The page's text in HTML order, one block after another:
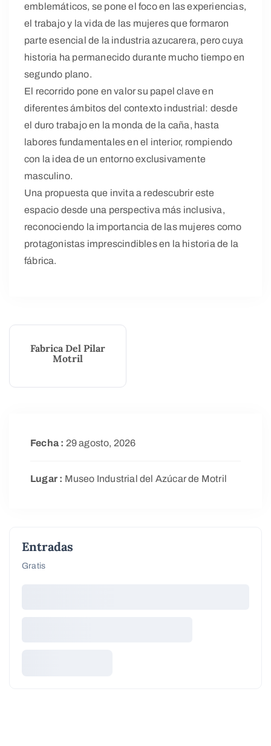
emblemáticos, se pone el foco en las experiencias,
el trabajo y la vida de las mujeres que formaron
parte esencial de la industria azucarera, pero cuya
historia ha permanecido durante mucho tiempo en
segundo plano.
El recorrido pone en valor su papel clave en
diferentes ámbitos del contexto industrial: desde
el duro trabajo en la monda de la caña, hasta
labores fundamentales en el interior, rompiendo
con la idea de un entorno exclusivamente
masculino.
Una propuesta que invita a redescubrir este
espacio desde una perspectiva más inclusiva,
reconociendo la importancia de las mujeres como
protagonistas imprescindibles en la historia de la
fábrica.
Fabrica Del Pilar
Motril
Fecha : 29 agosto, 2026
Lugar : Museo Industrial del Azúcar de Motril
Entradas
Gratis